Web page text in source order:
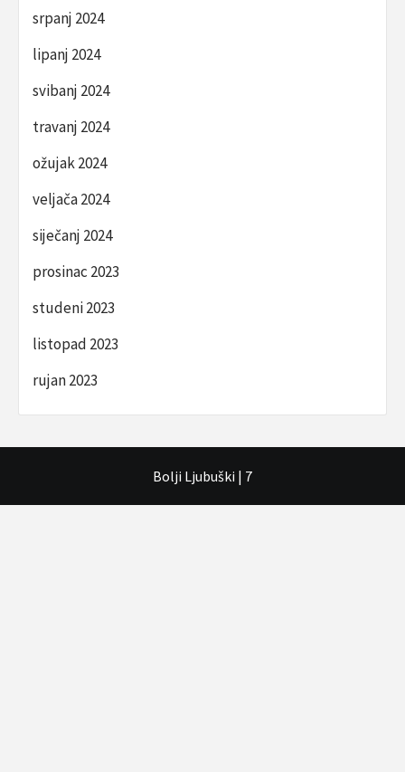
srpanj 2024
lipanj 2024
svibanj 2024
travanj 2024
ožujak 2024
veljača 2024
siječanj 2024
prosinac 2023
studeni 2023
listopad 2023
rujan 2023
Bolji Ljubuški | 7